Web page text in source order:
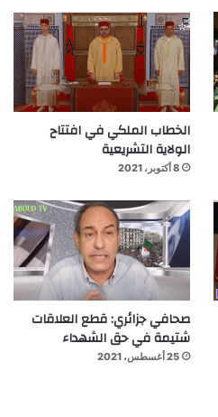
الخطاب الملكي في افتتاح
الولاية التشريعية
8 أكتوبر، 2021
صحافي جزائري: قطع العلاقات
شتيمة في حق الشهداء
25 أغسطس، 2021